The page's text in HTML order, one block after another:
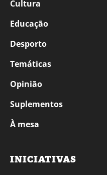
Cultura
Educação
Desporto
Temáticas
Opinião
Suplementos
À mesa
INICIATIVAS